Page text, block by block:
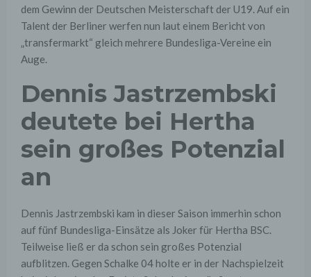
dem Gewinn der Deutschen Meisterschaft der U19. Auf ein
Talent der Berliner werfen nun laut einem Bericht von
„transfermarkt“ gleich mehrere Bundesliga-Vereine ein
Auge.
Dennis Jastrzembski
deutete bei Hertha
sein großes Potenzial
an
Dennis Jastrzembski kam in dieser Saison immerhin schon
auf fünf Bundesliga-Einsätze als Joker für Hertha BSC.
Teilweise ließ er da schon sein großes Potenzial
aufblitzen. Gegen Schalke 04 holte er in der Nachspielzeit